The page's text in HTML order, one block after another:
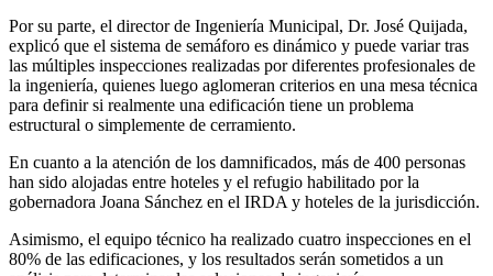
Por su parte, el director de Ingeniería Municipal, Dr. José Quijada,
explicó que el sistema de semáforo es dinámico y puede variar tras
las múltiples inspecciones realizadas por diferentes profesionales de
la ingeniería, quienes luego aglomeran criterios en una mesa técnica
para definir si realmente una edificación tiene un problema
estructural o simplemente de cerramiento.
En cuanto a la atención de los damnificados, más de 400 personas
han sido alojadas entre hoteles y el refugio habilitado por la
gobernadora Joana Sánchez en el IRDA y hoteles de la jurisdicción.
Asimismo, el equipo técnico ha realizado cuatro inspecciones en el
80% de las edificaciones, y los resultados serán sometidos a un